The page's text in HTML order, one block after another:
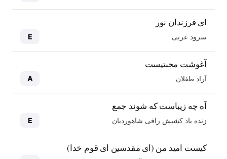
ای فرزندان نور
سرود عربی E
آغوشت محبتیست
آراد طفلان A
آه چه زیباست که شوند جمع
زنده یاد کشیش رافی شاهوردیان E
کیست امید من (ای مقدسین ای قوم خدا)